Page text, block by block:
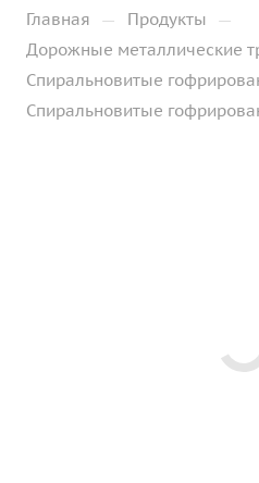
Главная — Продукты —
Дорожные металлические
Спиральновитые
Спиральновитые